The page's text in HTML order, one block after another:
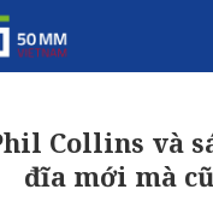
Collins và
đĩa mới mà cũ